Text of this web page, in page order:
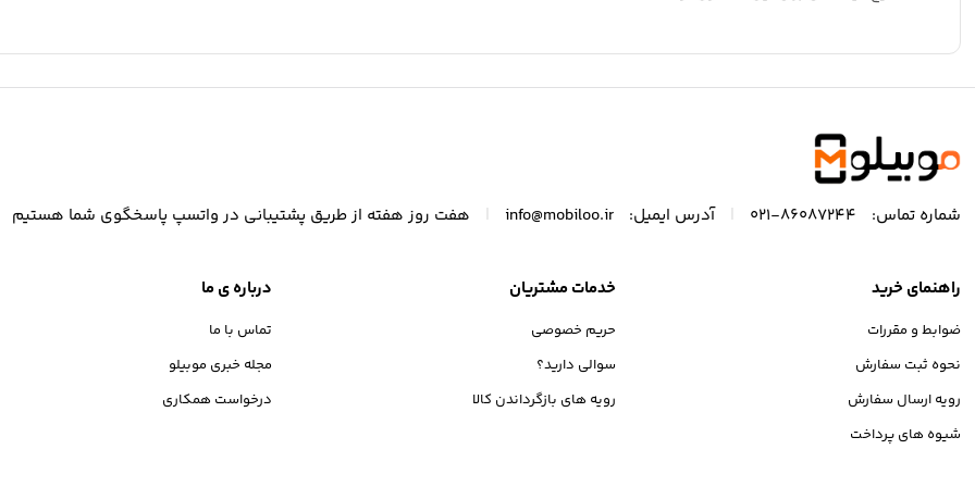
شماره تماس: 86087244-021 آدرس ایمیل: info@mobiloo.ir هفت روز هفته از طریق پشتیبانی در واتسپ پاسخگوی شما هستیم
راهنمای خرید
ضوابط و مقررات
نحوه ثبت سفارش
رویه ارسال سفارش
شیوه های پرداخت
خدمات مشتریان
حریم خصوصی
سوالی دارید؟
رویه های بازگرداندن کالا
درباره ی ما
تماس با ما
مجله خبری موبیلو
درخواست همکاری